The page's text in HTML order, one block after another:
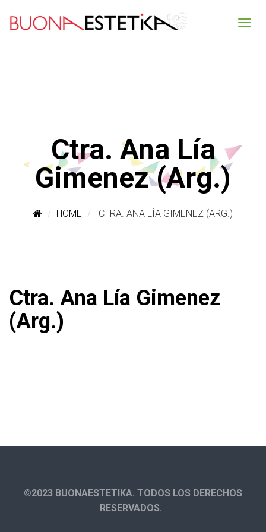
Ctra. Ana Lía
Gimenez (Arg.)
HOME CTRA. ANA LÍA GIMENEZ (ARG.)
Ctra. Ana Lía Gimenez
(Arg.)
©2023 BUONAESTETIKA. TODOS LOS DERECHOS
RESERVADOS.